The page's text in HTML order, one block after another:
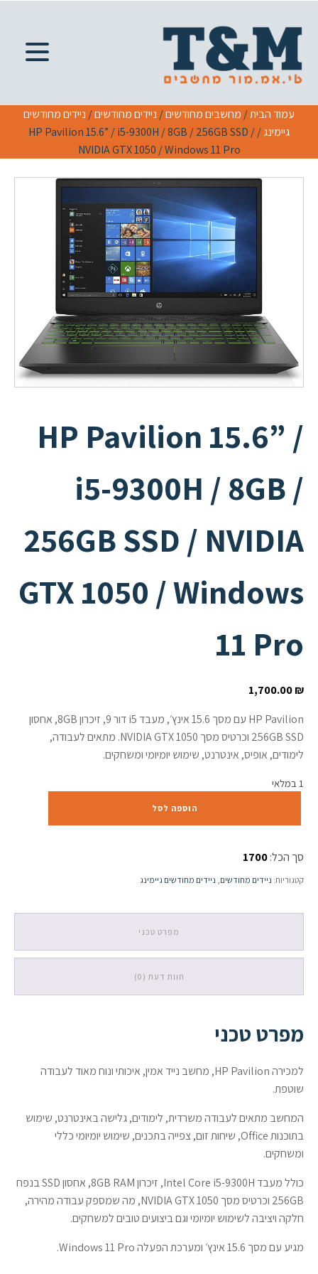
עמוד הבית/ מחשבים מחודשים/ ניידים מחודשים/ ניידים מחודשים
גיימינג
/ HP Pavilion 15.6” / i5-9300H / 8GB / 256GB SSD /
NVIDIA GTX 1050 / Windows 11 Pro
HP Pavilion 15.6” /
i5-9300H / 8GB /
256GB SSD / NVIDIA
GTX 1050 / Windows
11 Pro
1,700.00₪
HP Pavilion עם מסך 15.6 אינץ׳, מעבד i5 דור 9, זיכרון 8GB, אחסון
256GB SSD וכרטיס מסך NVIDIA GTX 1050. מתאים לעבודה,
לימודים, אופיס, אינטרנט, שימוש יומיומי ומשחקים.
1 במלאי
15.6”
i5-
/
256GB
NVIDIA
/
Pro
הוספה לסל
סך הכל:1700
קטגוריות: ניידים מחודשים ניידים מחודשים גיימינג
מפרט טכני
חוות דעת (0)
מפרט טכני
למכירה HP Pavilion, מחשב נייד אמין, איכותי ונוח מאוד לעבודה
שוטפת.
המחשב מתאים לעבודה משרדית, לימודים, גלישה באינטרנט, שימוש
בתוכנות Office, שיחות זום, צפייה בתכנים, שימוש יומיומי כללי
ומשחקים.
כולל מעבד Intel Core i5-9300H, זיכרון 8GB RAM, אחסון SSD בנפח
256GB וכרטיס מסך NVIDIA GTX 1050, מה שמספק עבודה מהירה,
חלקה ויציבה לשימוש יומיומי וגם ביצועים טובים למשחקים.
מגיע עם מסך 15.6 אינץ׳ ומערכת הפעלה Windows 11 Pro.